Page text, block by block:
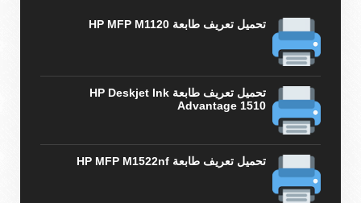
تحميل تعريف طابعة HP MFP M1120
تحميل تعريف طابعة HP Deskjet Ink
Advantage 1510
تحميل تعريف طابعة HP MFP M1522nf